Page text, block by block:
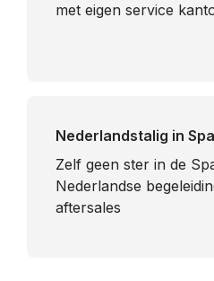
met eigen service
Nederlandstalig in
​Zelf geen ster in de
Nederlandse
aftersales